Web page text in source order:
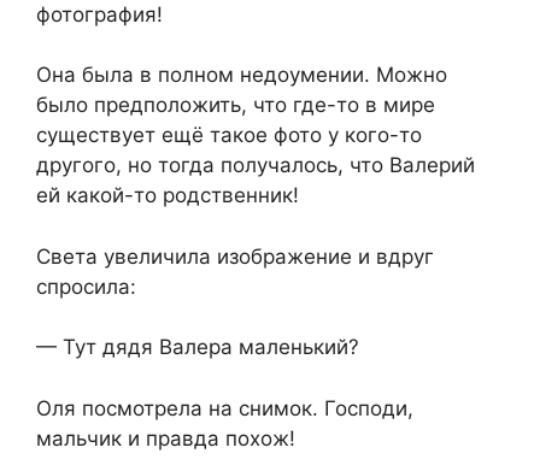
фотография!
Она была в полном недоумении. Можно
было предположить, что где-то в мире
существует ещё такое фото у кого-то
другого, но тогда получалось, что Валерий
ей какой-то родственник!
Света увеличила изображение и вдруг
спросила:
— Тут дядя Валера маленький?
Оля посмотрела на снимок. Господи,
мальчик и правда похож!